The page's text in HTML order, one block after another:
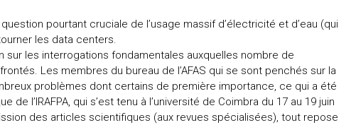
pourtant cruciale de l’usage massif d’électricité et d’eau (qui
les data centers.
sur les interrogations fondamentales auxquelles nombre de
Les membres du bureau de l’AFAS qui se sont penchés sur la
problèmes dont certains de première importance, ce qui a été
de l’IRAFPA, qui s’est tenu à l’université de Coimbra du 17 au 19 juin
des articles scientifiques (aux revues spécialisées), tout repose